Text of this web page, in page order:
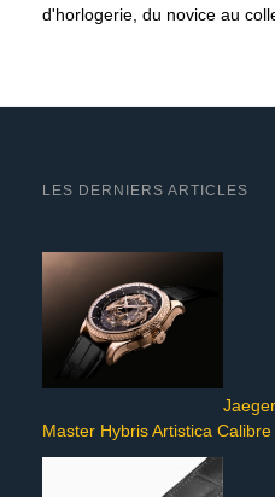
d'horlogerie, du novice au
LES DERNIERS ARTICLES
Master Hybris Artistica